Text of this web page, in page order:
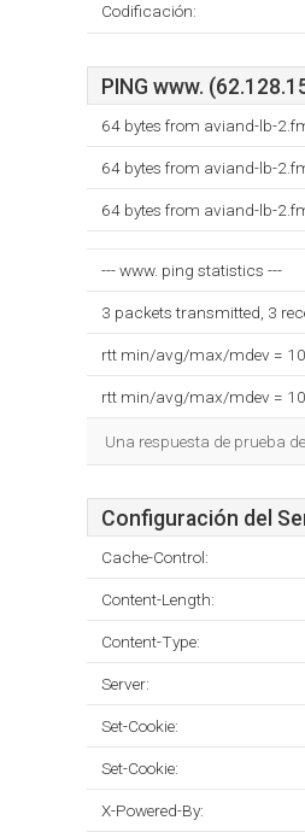
Codificación:
PING www.
64 bytes from aviand-lb-
64 bytes from aviand-lb-
64 bytes from aviand-lb-
--- www. ping statistics ---
3 packets transmitted, 3
rtt min/avg/max/mdev =
rtt min/avg/max/mdev =
Una respuesta de prueba
Configuración del
Cache-Control:
Content-Length:
Content-Type:
Server:
Set-Cookie:
Set-Cookie:
X-Powered-By: